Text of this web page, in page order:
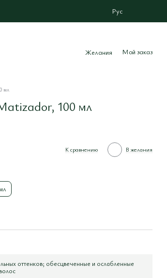
Рус
Желания Мой заказ
мл
100 мл
К сравнению В желания
оттенков; обесцвеченные и ослабленные